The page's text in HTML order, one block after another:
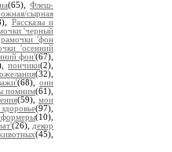
(65),Флеш-
сырная
Рассказы и
'черный
рамочки 'фон
'осенний
фон'(67),
пончики(2),
(32),
(68),они
помним(61),
(59), мои
(97),
(10),
(26), декор
(45),